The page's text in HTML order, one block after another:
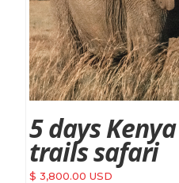
5 days
trails safari
$ 3,800.00 USD